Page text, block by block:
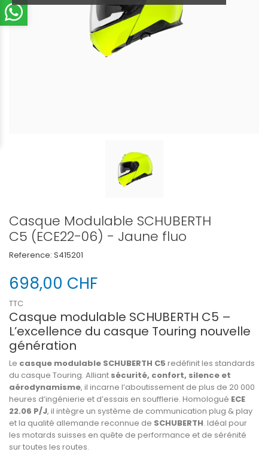
Casque Modulable SCHUBERTH
C5 (ECE22-06) - Jaune fluo
Reference: S415201
698,00 CHF
TTC
Casque modulable SCHUBERTH C5 –
L’excellence du casque Touring nouvelle
génération
Le casque modulable SCHUBERTH C5 redéfinit les standards
du casque Touring. Alliant sécurité, confort, silence et
aérodynamisme, il incarne l’aboutissement de plus de 20 000
heures d’ingénierie et d’essais en soufflerie. Homologué ECE
22.06 P/J, il intègre un système de communication plug & play
et la qualité allemande reconnue de SCHUBERTH. Idéal pour
les motards suisses en quête de performance et de sérénité
sur toutes les routes.